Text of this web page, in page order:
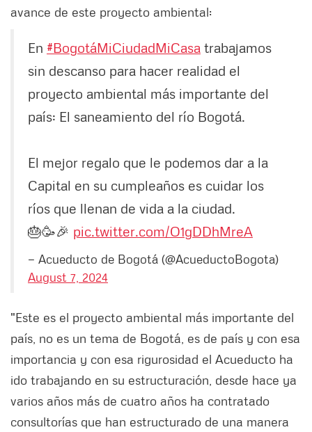
avance de este proyecto ambiental:
En #BogotáMiCiudadMiCasa trabajamos
sin descanso para hacer realidad el
proyecto ambiental más importante del
país: El saneamiento del río Bogotá.
El mejor regalo que le podemos dar a la
Capital en su cumpleaños es cuidar los
ríos que llenan de vida a la ciudad.
🎂🥳🎉 pic.twitter.com/O1gDDhMreA
— Acueducto de Bogotá (@AcueductoBogota)
August 7, 2024
"Este es el proyecto ambiental más importante del
país, no es un tema de Bogotá, es de país y con esa
importancia y con esa rigurosidad el Acueducto ha
ido trabajando en su estructuración, desde hace ya
varios años más de cuatro años ha contratado
consultorías que han estructurado de una manera